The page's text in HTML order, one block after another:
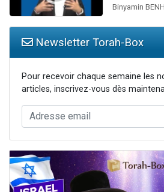
Binyamin
Newsletter Torah-Box
Pour recevoir chaque semaine les
articles, inscrivez-vous dès